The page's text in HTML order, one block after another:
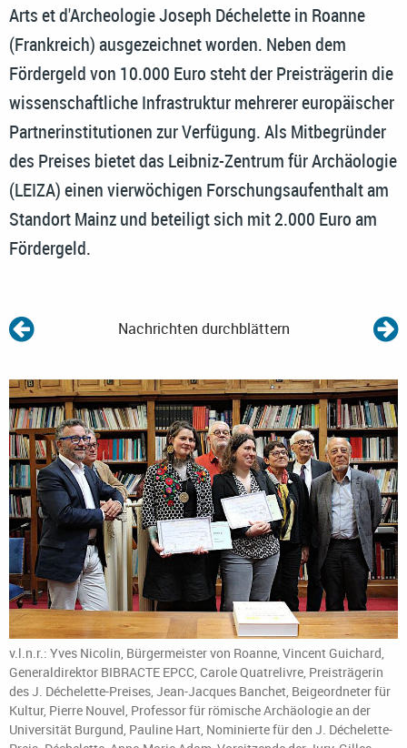
Arts et d'Archeologie Joseph Déchelette in Roanne
(Frankreich) ausgezeichnet worden. Neben dem
Fördergeld von 10.000 Euro steht der Preisträgerin die
wissenschaftliche Infrastruktur mehrerer europäischer
Partnerinstitutionen zur Verfügung. Als Mitbegründer
des Preises bietet das Leibniz-Zentrum für Archäologie
(LEIZA) einen vierwöchigen Forschungsaufenthalt am
Standort Mainz und beteiligt sich mit 2.000 Euro am
Fördergeld.
Nachrichten durchblättern
v.l.n.r.: Yves Nicolin, Bürgermeister von Roanne, Vincent Guichard,
Generaldirektor BIBRACTE EPCC, Carole Quatrelivre, Preisträgerin
des J. Déchelette-Preises, Jean-Jacques Banchet, Beigeordneter für
Kultur, Pierre Nouvel, Professor für römische Archäologie an der
Universität Burgund, Pauline Hart, Nominierte für den J. Déchelette-